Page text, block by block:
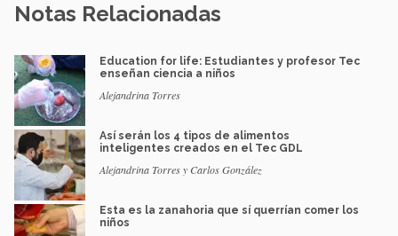
Notas Relacionadas
Education for life: Estudiantes y profesor Tec
enseñan ciencia a niños
Alejandrina Torres
Así serán los 4 tipos de alimentos
inteligentes creados en el Tec GDL
Alejandrina Torres y Carlos González
Esta es la zanahoria que sí querrían comer los
niños